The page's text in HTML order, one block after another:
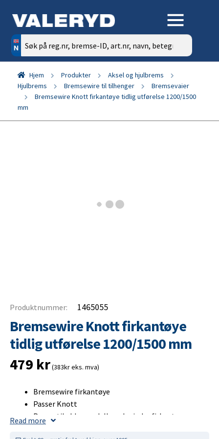
Søk
etter:
Hjem Produkter
Aksel og hjulbrems
Hjulbrems
Bremsewire til tilhenger
Bremsevaier
Bremsewire Knott firkantøye tidlig utførelse 1200/1500
mm
Produktnummer: 1465055
Bremsewire Knott firkantøye
tidlig utførelse 1200/1500 mm
479 kr(383kr eks. mva)
Bremsewire firkantøye
Passer Knott
Passer til eldre modell med mindre firkantøye
Read more